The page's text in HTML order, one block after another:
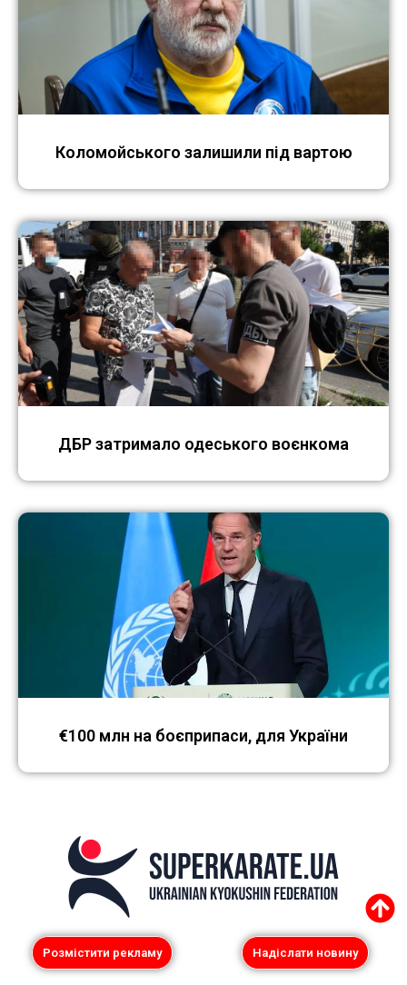
Коломойського залишили під вартою
ДБР затримало одеського воєнкома
€100 млн на боєприпаси, для України
Розмістити рекламу Надіслати новину